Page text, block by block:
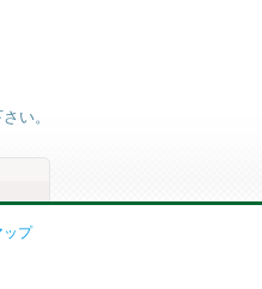
い。
ップ